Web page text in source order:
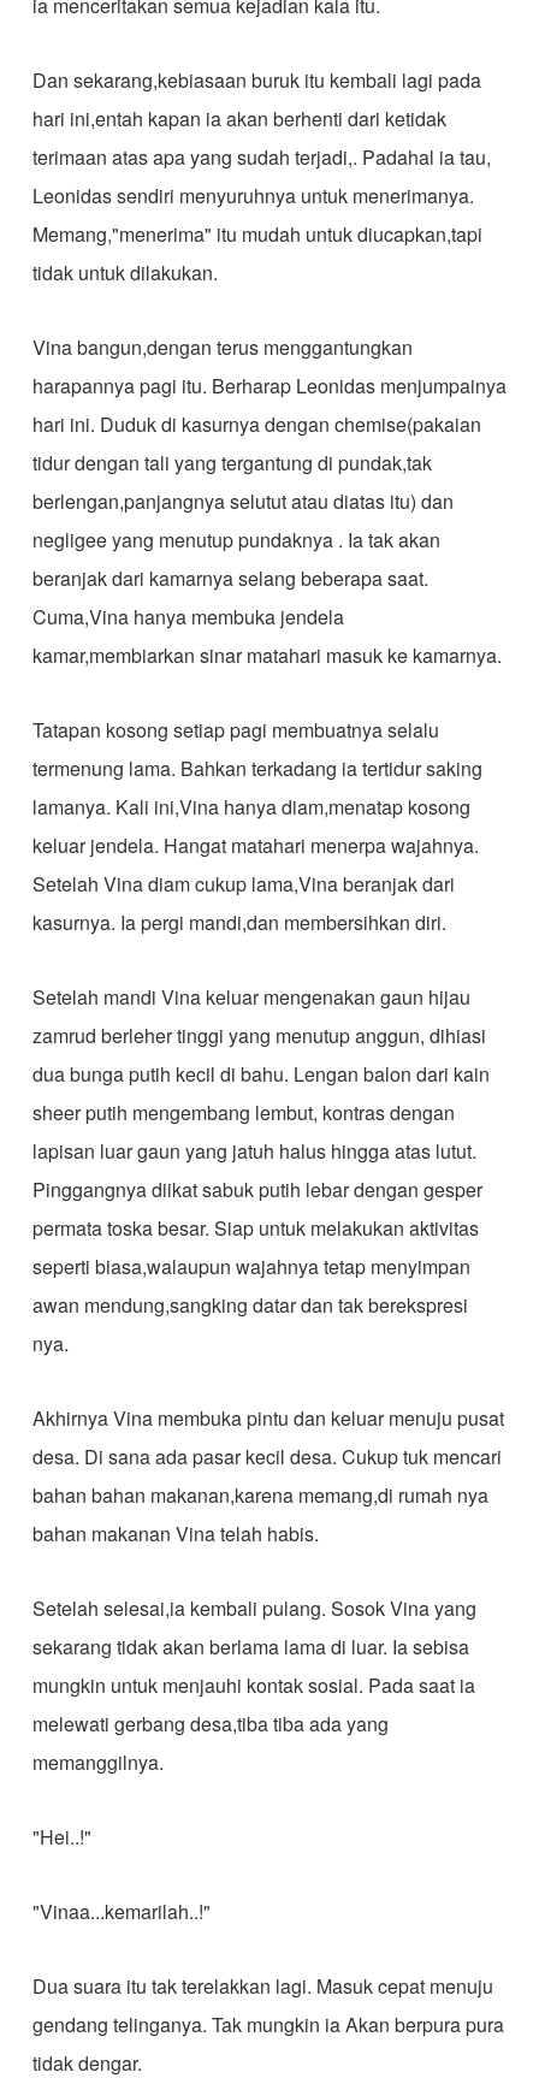
Dan sekarang,kebiasaan buruk itu kembali lagi pada
hari ini,entah kapan ia akan berhenti dari ketidak
terimaan atas apa yang sudah terjadi,. Padahal ia tau,
Leonidas sendiri menyuruhnya untuk menerimanya.
Memang,"menerima" itu mudah untuk diucapkan,tapi
tidak untuk dilakukan.
Vina bangun,dengan terus menggantungkan
harapannya pagi itu. Berharap Leonidas menjumpainya
hari ini. Duduk di kasurnya dengan chemise(pakaian
tidur dengan tali yang tergantung di pundak,tak
berlengan,panjangnya selutut atau diatas itu) dan
negligee yang menutup pundaknya . Ia tak akan
beranjak dari kamarnya selang beberapa saat.
Cuma,Vina hanya membuka jendela
kamar,membiarkan sinar matahari masuk ke kamarnya.
Tatapan kosong setiap pagi membuatnya selalu
termenung lama. Bahkan terkadang ia tertidur saking
lamanya. Kali ini,Vina hanya diam,menatap kosong
keluar jendela. Hangat matahari menerpa wajahnya.
Setelah Vina diam cukup lama,Vina beranjak dari
kasurnya. Ia pergi mandi,dan membersihkan diri.
Setelah mandi Vina keluar mengenakan gaun hijau
zamrud berleher tinggi yang menutup anggun, dihiasi
dua bunga putih kecil di bahu. Lengan balon dari kain
sheer putih mengembang lembut, kontras dengan
lapisan luar gaun yang jatuh halus hingga atas lutut.
Pinggangnya diikat sabuk putih lebar dengan gesper
permata toska besar. Siap untuk melakukan aktivitas
seperti biasa,walaupun wajahnya tetap menyimpan
awan mendung,sangking datar dan tak berekspresi
nya.
Akhirnya Vina membuka pintu dan keluar menuju pusat
desa. Di sana ada pasar kecil desa. Cukup tuk mencari
bahan bahan makanan,karena memang,di rumah nya
bahan makanan Vina telah habis.
Setelah selesai,ia kembali pulang. Sosok Vina yang
sekarang tidak akan berlama lama di luar. Ia sebisa
mungkin untuk menjauhi kontak sosial. Pada saat ia
melewati gerbang desa,tiba tiba ada yang
memanggilnya.
"Hei..!"
"Vinaa...kemarilah..!"
Dua suara itu tak terelakkan lagi. Masuk cepat menuju
gendang telinganya. Tak mungkin ia Akan berpura pura
tidak dengar.